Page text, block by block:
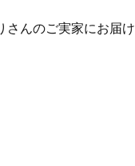
んのご実家にお届け